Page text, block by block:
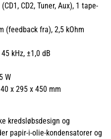
CD2, Tuner, Aux), 1 tape-
(feedback fra), 2,5 kOhm
kHz, ±1,0 dB
W
x 295 x 450 mm
kredsløbsdesign og
papir-i-olie-kondensatorer og